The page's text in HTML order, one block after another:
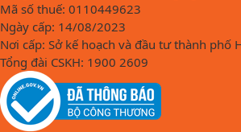
Mã số thuế: 0110449623
Ngày cấp: 14/08/2023
Nơi cấp: Sở kế hoạch và đầu tư thành phố
Tổng đài CSKH: 1900 2609